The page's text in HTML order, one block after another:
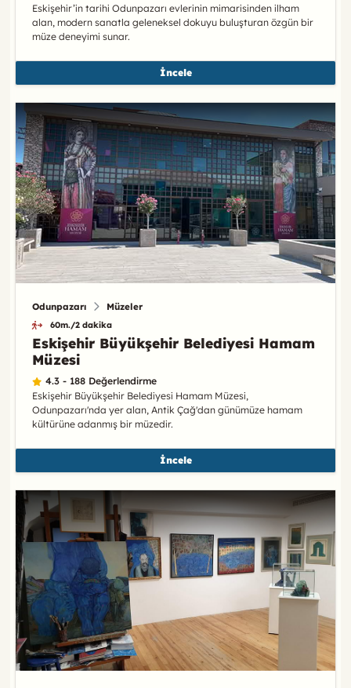
Eskişehir’in tarihi Odunpazarı evlerinin mimarisinden ilham
alan, modern sanatla geleneksel dokuyu buluşturan özgün bir
müze deneyimi sunar.
İncele
Odunpazarı Müzeler
60m./2 dakika
Eskişehir Büyükşehir Belediyesi Hamam
Müzesi
4.3 - 188 Değerlendirme
Eskişehir Büyükşehir Belediyesi Hamam Müzesi,
Odunpazarı'nda yer alan, Antik Çağ'dan günümüze hamam
kültürüne adanmış bir müzedir.
İncele